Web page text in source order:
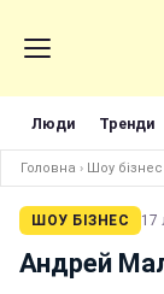
Люди Тренди
Головна › Шоу бізнес
ШОУ БІЗНЕС 17
Андрей